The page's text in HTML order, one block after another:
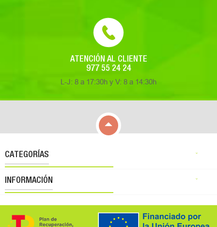
ATENCIÓN AL CLIENTE
977 55 24 24
L-J: 8 a 17:30h y V: 8 a 14:30h

CATEGORÍAS 
INFORMACIÓN 